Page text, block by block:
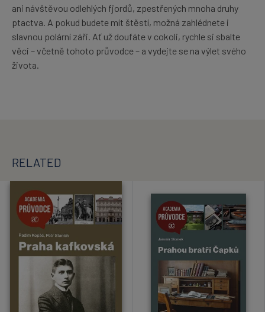
ani návštěvou odlehlých fjordů, zpestřených mnoha druhy
ptactva. A pokud budete mít štěstí, možná zahlédnete i
slavnou polární záři. Ať už doufáte v cokoli, rychle si sbalte
věci – včetně tohoto průvodce – a vydejte se na výlet svého
života.
RELATED